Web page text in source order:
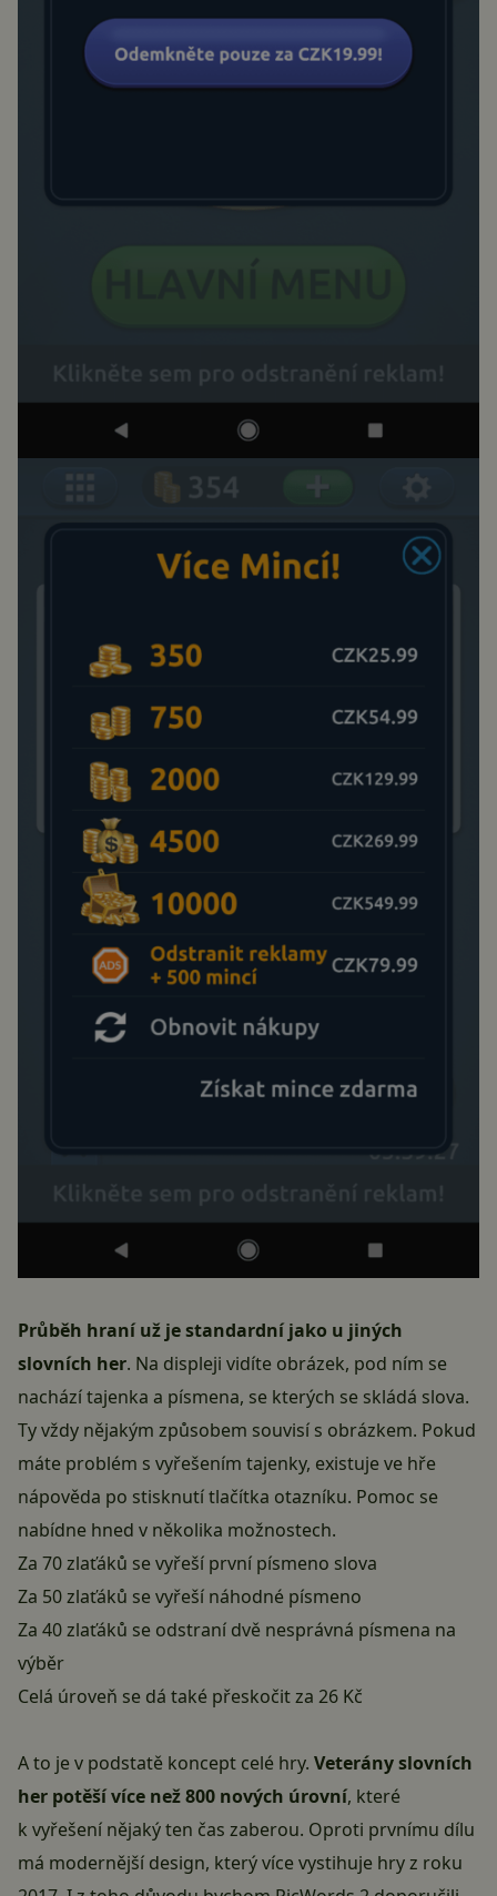
Průběh hraní už je standardní jako u jiných
slovních her. Na displeji vidíte obrázek, pod ním se
nachází tajenka a písmena, se kterých se skládá slova.
Ty vždy nějakým způsobem souvisí s obrázkem. Pokud
máte problém s vyřešením tajenky, existuje ve hře
nápověda po stisknutí tlačítka otazníku. Pomoc se
nabídne hned v několika možnostech.
Za 70 zlaťáků se vyřeší první písmeno slova
Za 50 zlaťáků se vyřeší náhodné písmeno
Za 40 zlaťáků se odstraní dvě nesprávná písmena na
výběr
Celá úroveň se dá také přeskočit za 26 Kč
A to je v podstatě koncept celé hry. Veterány slovních
her potěší více než 800 nových úrovní, které
k vyřešení nějaký ten čas zaberou. Oproti prvnímu dílu
má modernější design, který více vystihuje hry z roku